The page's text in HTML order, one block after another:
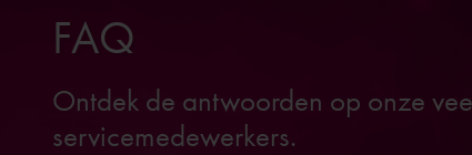
FAQ
Ontdek de antwoorden op onze
servicemedewerkers.